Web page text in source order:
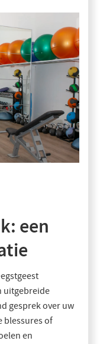
een
uitgebreide
gesprek over uw
blessures of
en